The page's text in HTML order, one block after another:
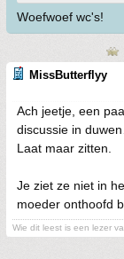
Woefwoef wc's!
MissButterflyy
Ach jeetje, een
discussie in
Laat maar zitten.
Je ziet ze niet in
moeder onthoofd
Wie dit leest is een lezer